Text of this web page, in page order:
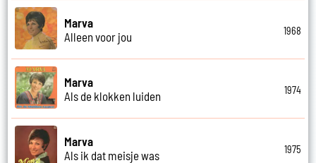
Marva
Alleen voor jou
1968
Marva
Als de klokken luiden
1974
Marva
Als ik dat meisje was
1975